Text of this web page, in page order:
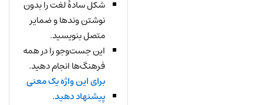
شکل سادهٔ لغت را بدون
نوشتن وندها و ضمایر
متصل بنویسید.
این جست‌وجو را در همه
فرهنگ‌ها انجام دهید.
برای این واژه یک معنی
پیشنهاد دهید.